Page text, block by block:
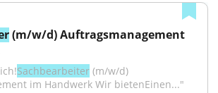
(m/w/d) Auftragsmanagement
Sachbearbeiter (m/w/d)
im Handwerk Wir bietenEinen..."